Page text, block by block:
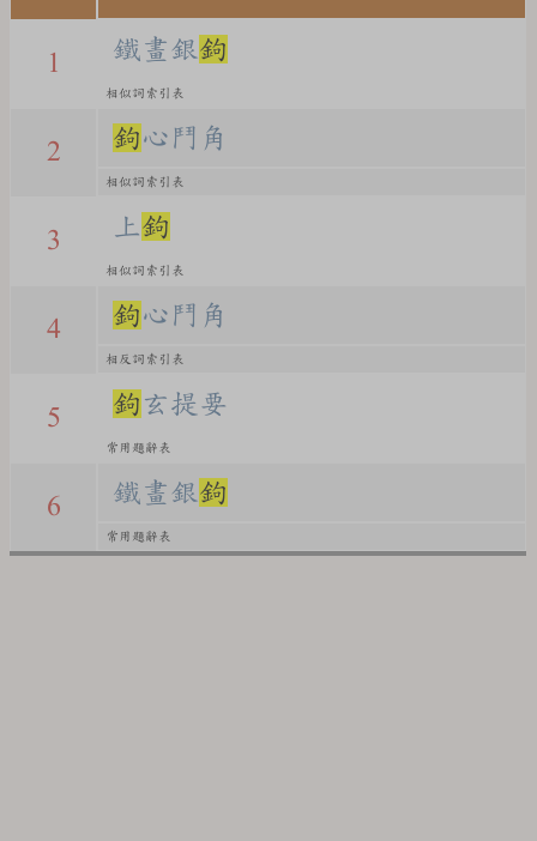
1 鐵畫銀鉤
相似詞索引表
2 鉤心鬥角
相似詞索引表
3 上鉤
相似詞索引表
4 鉤心鬥角
相反詞索引表
5 鉤 玄提要
常用題辭表
6 鐵畫銀鉤
常用題辭表